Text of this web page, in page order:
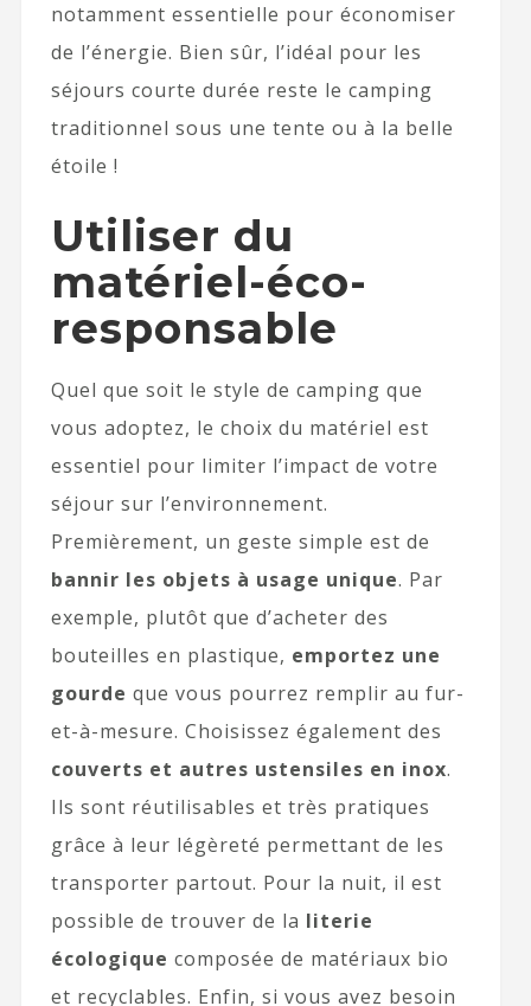
notamment essentielle pour économiser
de l’énergie. Bien sûr, l’idéal pour les
séjours courte durée reste le camping
traditionnel sous une tente ou à la belle
étoile !
Utiliser du
matériel-éco-
responsable
Quel que soit le style de camping que
vous adoptez, le choix du matériel est
essentiel pour limiter l’impact de votre
séjour sur l’environnement.
Premièrement, un geste simple est de
bannir les objets à usage unique. Par
exemple, plutôt que d’acheter des
bouteilles en plastique, emportez une
gourde que vous pourrez remplir au fur-
et-à-mesure. Choisissez également des
couverts et autres ustensiles en inox.
Ils sont réutilisables et très pratiques
grâce à leur légèreté permettant de les
transporter partout. Pour la nuit, il est
possible de trouver de la literie
écologique composée de matériaux bio
et recyclables. Enfin, si vous avez besoin